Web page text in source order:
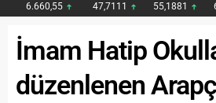
6.660,55 47,7111 55,1881
İmam Hatip
düzenlenen